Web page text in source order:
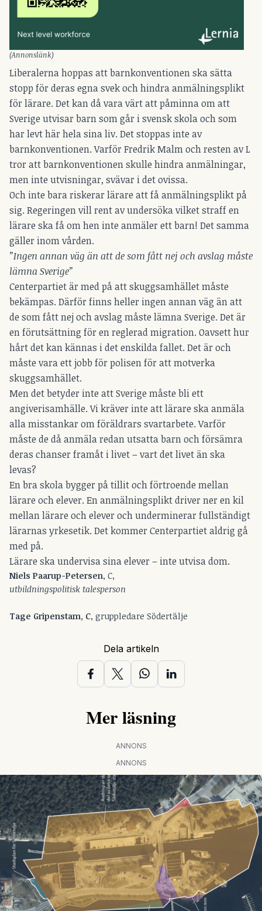
(Annonslänk)
Liberalerna hoppas att barnkonventionen ska sätta
stopp för deras egna svek och hindra anmälningsplikt
för lärare. Det kan då vara värt att påminna om att
Sverige utvisar barn som går i svensk skola och som
har levt här hela sina liv. Det stoppas inte av
barnkonventionen. Varför Fredrik Malm och resten av L
tror att barnkonventionen skulle hindra anmälningar,
men inte utvisningar, svävar i det ovissa.
Och inte bara riskerar lärare att få anmälningsplikt på
sig. Regeringen vill rent av undersöka vilket straff en
lärare ska få om hen inte anmäler ett barn! Det samma
gäller inom vården.
”Ingen annan väg än att de som fått nej och avslag måste
lämna Sverige”
Centerpartiet är med på att skuggsamhället måste
bekämpas. Därför finns heller ingen annan väg än att
de som fått nej och avslag måste lämna Sverige. Det är
en förutsättning för en reglerad migration. Oavsett hur
hårt det kan kännas i det enskilda fallet. Det är och
måste vara ett jobb för polisen för att motverka
skuggsamhället.
Men det betyder inte att Sverige måste bli ett
angiverisamhälle. Vi kräver inte att lärare ska anmäla
alla misstankar om föräldrars svartarbete. Varför
måste de då anmäla redan utsatta barn och försämra
deras chanser framåt i livet – vart det livet än ska
levas?
En bra skola bygger på tillit och förtroende mellan
lärare och elever. En anmälningsplikt driver ner en kil
mellan lärare och elever och underminerar fullständigt
lärarnas yrkesetik. Det kommer Centerpartiet aldrig gå
med på.
Lärare ska undervisa sina elever – inte utvisa dom.
Niels Paarup-Petersen, C,
utbildningspolitisk talesperson
Tage Gripenstam, C, gruppledare Södertälje
Dela artikeln
Mer läsning
ANNONS
ANNONS